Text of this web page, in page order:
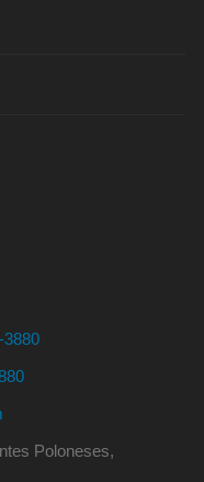
3880
Poloneses,